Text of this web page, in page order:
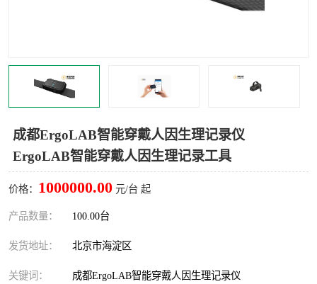
成都ErgoLAB智能穿戴人因生理记录仪
ErgoLAB智能穿戴人因生理记录工具
价格： 1000000.00 元/台 起
产品数量： 100.00台
发货地址： 北京市海淀区
关键词： 成都ErgoLAB智能穿戴人因生理记录仪